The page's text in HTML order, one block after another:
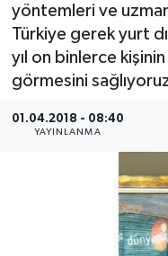
yöntemleri ve
Türkiye gerek yurt
yıl on binlerce
görmesini
01.04.2018 - 08:40
YAYINLANMA
ŞİRKET PANO
SÖYLEŞİ
ÜLKE